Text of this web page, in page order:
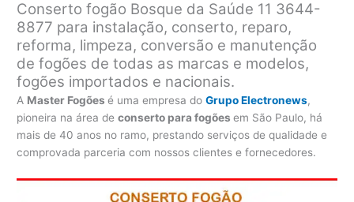
Conserto fogão Bosque da Saúde 11 3644-
8877 para instalação, conserto, reparo,
reforma, limpeza, conversão e manutenção
de fogões de todas as marcas e modelos,
fogões importados e nacionais.
A Master Fogõesé uma empresa doGrupo Electronews,
pioneira na área deconserto para fogõesem São Paulo, há
mais de 40 anos no ramo, prestando serviços de qualidade e
comprovada parceria com nossos clientes e fornecedores.